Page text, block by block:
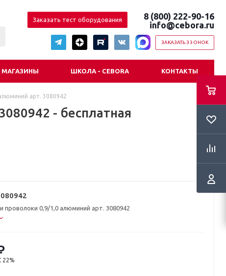
Заказать тест оборудования
8 (800) 222-90-16
info@cebora.ru
ЗАКАЗАТЬ ЗВОНОК
МАГАЗИНЫ ШКОЛА - CEBORA КОНТАКТЫ
арт. 3080942
- бесплатная
проволоки 0,9/1,0 алюминий арт. 3080942
22%